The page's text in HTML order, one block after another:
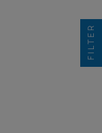
FILTER